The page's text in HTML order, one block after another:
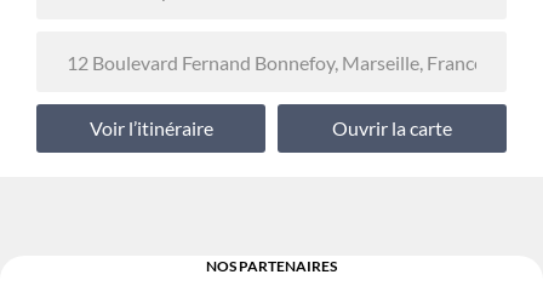
Voir l’itinéraire Ouvrir la carte
NOS PARTENAIRES